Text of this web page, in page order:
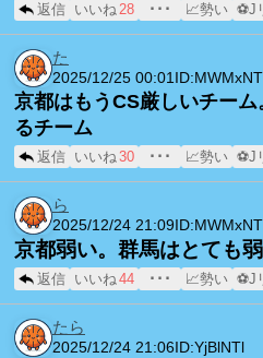
返信 いいね28 ･･･ 📈勢い ⚽J
た
2025/12/25 00:01
京都はもうCS厳しいチー
るチーム
返信 いいね30 ･･･ 📈勢い ⚽J
ら
2025/12/24 21:09
京都弱い。群馬はとても
返信 いいね44 ･･･ 📈勢い ⚽J
たら
2025/12/24 21:06 ID:YjBlNTl